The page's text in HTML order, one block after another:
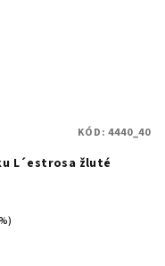
L´estrosa žluté
KÓD:4440_40